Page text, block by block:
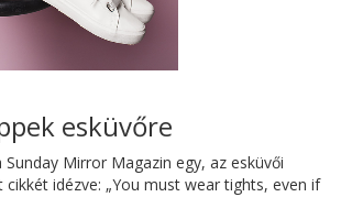
esküvőre
Mirror Magazin egy, az esküvői
idézve: „You must wear tights, even if